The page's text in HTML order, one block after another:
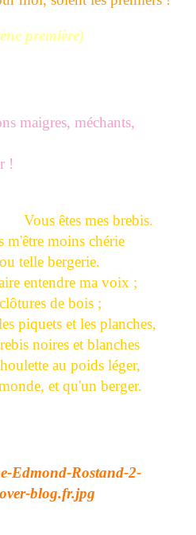
première)
maigres, méchants,
!
brebis.
m'être moins chérie
telle bergerie.
entendre ma voix ;
de bois ;
piquets et les planches,
noires et blanches
au poids léger,
et qu'un berger.